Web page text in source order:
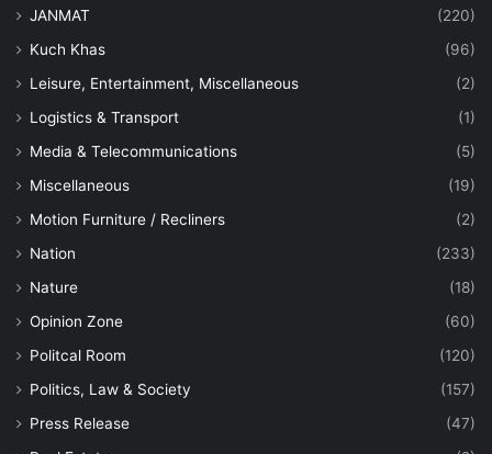
JANMAT
(220)
Kuch Khas
(96)
Leisure, Entertainment, Miscellaneous
(2)
Logistics & Transport
(1)
Media & Telecommunications
(5)
Miscellaneous
(19)
Motion Furniture / Recliners
(2)
Nation
(233)
Nature
(18)
Opinion Zone
(60)
Politcal Room
(120)
Politics, Law & Society
(157)
Press Release
(47)